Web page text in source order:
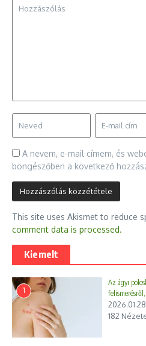
A nevem, e-mail címem, és
böngészőben a következő
This site uses Akismet to reduce
comment data is processed.
Kiemelt
1
Az ágyi
182